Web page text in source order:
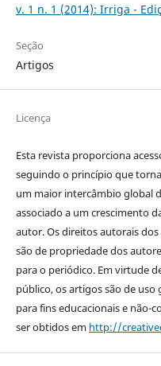
v. 1 n. 1 (2014): Irriga -
Seção
Artigos
Licença
Esta revista proporciona
seguindo o princípio que
um maior intercâmbio global
associado a um crescimento
autor. Os direitos autorais
são de propriedade dos
para o periódico. Em virtude
público, os artigos são de
para fins educacionais e não-
ser obtidos em http://